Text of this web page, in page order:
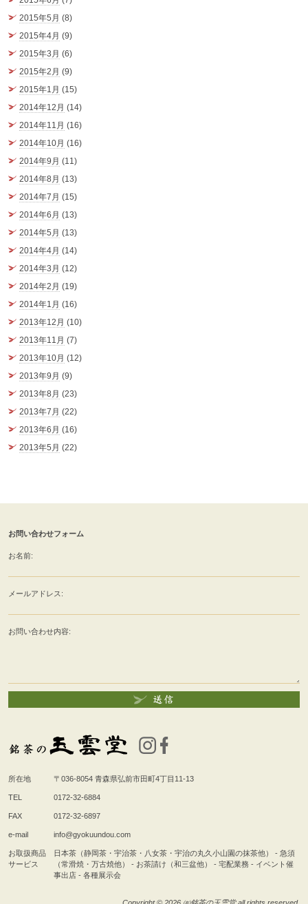
2015年5月 (8)
2015年4月 (9)
2015年3月 (6)
2015年2月 (9)
2015年1月 (15)
2014年12月 (14)
2014年11月 (16)
2014年10月 (16)
2014年9月 (11)
2014年8月 (13)
2014年7月 (15)
2014年6月 (13)
2014年5月 (13)
2014年4月 (14)
2014年3月 (12)
2014年2月 (19)
2014年1月 (16)
2013年12月 (10)
2013年11月 (7)
2013年10月 (12)
2013年9月 (9)
2013年8月 (23)
2013年7月 (22)
2013年6月 (16)
2013年5月 (22)
お問い合わせフォーム
お名前:
メールアドレス:
お問い合わせ内容:
所在地 〒036-8054 青森県弘前市田町4丁目11-13
TEL 0172-32-6884
FAX 0172-32-6897
e-mail info@gyokuundou.com
お取扱商品
サービス
日本茶（静岡茶・宇治茶・八女茶・宇治の丸久小山園の抹茶他） - 急須
（常滑焼・万古焼他） - お茶請け（和三盆他） - 宅配業務 - イベント催
事出店 - 各種展示会